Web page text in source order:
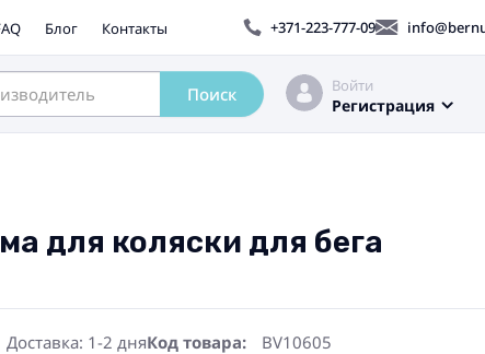
Блог Контакты +371-223-777-09
Поиск Войти
Регистрация
для коляски для бега
Доставка: 1-2 дняКод товара: BV10605